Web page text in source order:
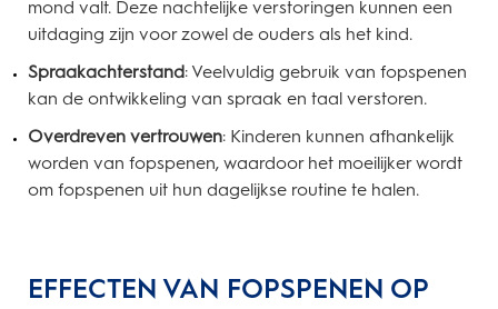
mond valt. Deze nachtelijke verstoringen kunnen een
uitdaging zijn voor zowel de ouders als het kind.
Spraakachterstand: Veelvuldig gebruik van fopspenen
kan de ontwikkeling van spraak en taal verstoren.
Overdreven vertrouwen: Kinderen kunnen afhankelijk
worden van fopspenen, waardoor het moeilijker wordt
om fopspenen uit hun dagelijkse routine te halen.
EFFECTEN VAN FOPSPENEN OP